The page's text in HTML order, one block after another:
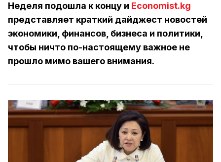
Неделя подошла к концу и Economist.kg
представляет краткий дайджест новостей
экономики, финансов, бизнеса и политики,
чтобы ничто по-настоящему важное не
прошло мимо вашего внимания.